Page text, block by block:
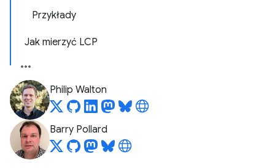
Przykłady
Jak mierzyć LCP
Philip Walton
Barry Pollard